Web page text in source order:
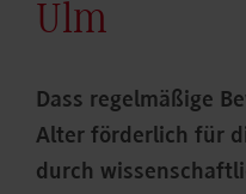
Ulm
Dass regelmäßige
Alter förderlich für
durch